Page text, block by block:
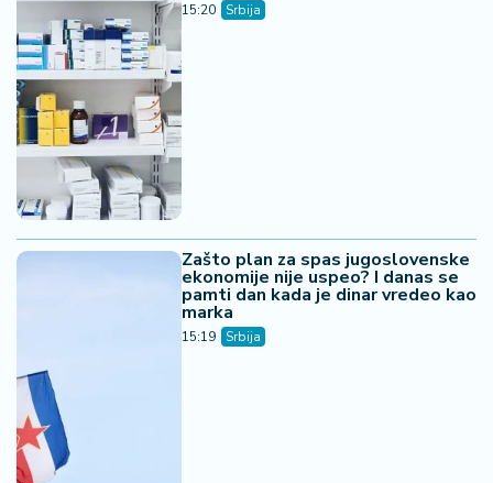
15:20 Srbija
Zašto plan za spas jugoslovenske
ekonomije nije uspeo? I danas se
pamti dan kada je dinar vredeo kao
marka
15:19 Srbija